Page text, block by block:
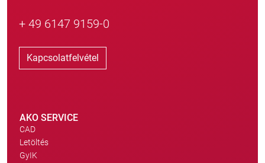
+ 49 6147 9159-0
Kapcsolatfelvétel
AKO SERVICE
CAD
Letöltés
GyIK